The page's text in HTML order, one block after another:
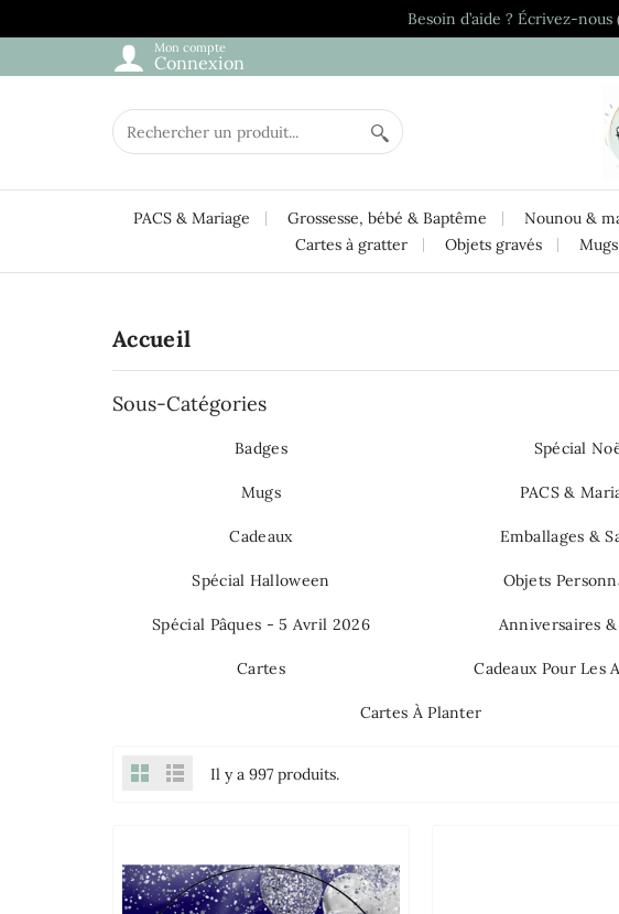
Besoin d’aide ? Écrivez-
Mon compte
Connexion
PACS & Mariage Grossesse, bébé & Baptême Nounou &
Cartes à gratter
Objets gravés Mugs
Accueil
Sous-Catégories
Badges Spécial
Mugs PACS &
Cadeaux Emballages &
Spécial Halloween Objets
Spécial Pâques - 5 Avril 2026 Anniversaires
Cartes Cadeaux Pour Les
Cartes À Planter
Il y a 997 produits.